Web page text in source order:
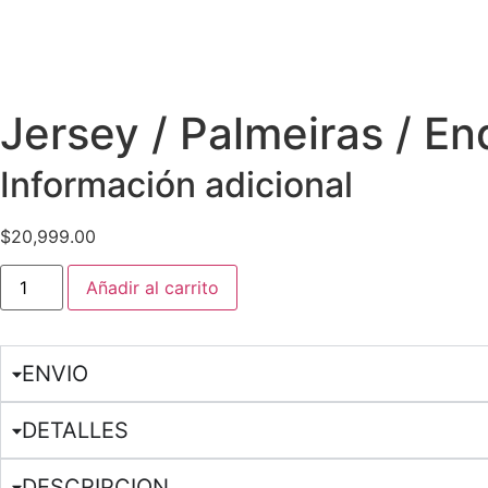
Jersey / Palmeiras /
Información adicional
$20,999.00
Añadir al carrito
ENVIO
DETALLES